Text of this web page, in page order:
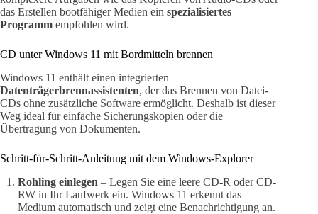
das Erstellen bootfähiger Medien ein spezialisiertes
Programm empfohlen wird.
CD unter Windows 11 mit Bordmitteln brennen
Windows 11 enthält einen integrierten
Datenträgerbrennassistenten, der das Brennen von Datei-
CDs ohne zusätzliche Software ermöglicht. Deshalb ist dieser
Weg ideal für einfache Sicherungskopien oder die
Übertragung von Dokumenten.
Schritt-für-Schritt-Anleitung mit dem Windows-Explorer
Rohling einlegen – Legen Sie eine leere CD-R oder CD-
RW in Ihr Laufwerk ein. Windows 11 erkennt das
Medium automatisch und zeigt eine Benachrichtigung an.